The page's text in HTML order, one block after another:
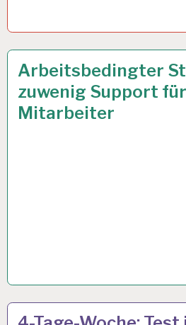
12-
STUNDEN-
ARBEITSTAG…
Arbeitsbedingter
zuwenig Support
Mitarbeiter
8 JAN. 2024
4-
22 SEP. 2023